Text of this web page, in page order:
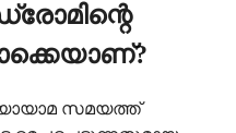
സമയത്ത്